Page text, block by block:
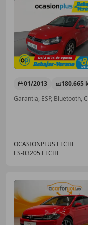
01/2013 180.665
OCASIONPLUS ELCHE
ES-03205 ELCHE